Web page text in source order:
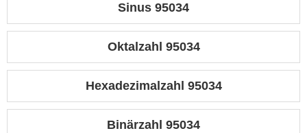
Sinus 95034
Oktalzahl 95034
Hexadezimalzahl 95034
Binärzahl 95034